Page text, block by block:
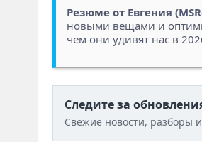
Резюме от Евгения
новыми вещами и
чем они удивят нас в
Следите за
Свежие новости, разборы